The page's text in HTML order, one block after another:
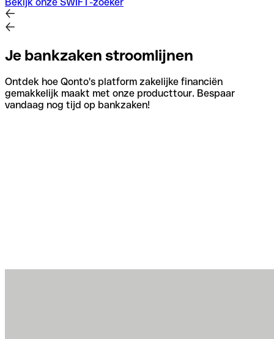
Je bankzaken stroomlijnen
Ontdek hoe Qonto's platform zakelijke financiën
gemakkelijk maakt met onze producttour. Bespaar
vandaag nog tijd op bankzaken!